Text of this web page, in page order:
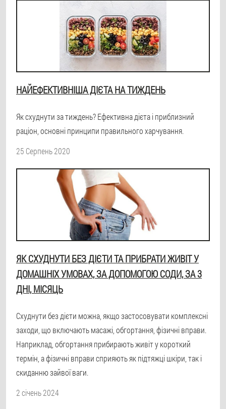
НАЙЕФЕКТИВНІША ДІЄТА НА ТИЖДЕНЬ
Як схуднути за тиждень? Ефективна дієта і приблизний
раціон, основні принципи правильного харчування.
25 Серпень 2020
ЯК СХУДНУТИ БЕЗ ДІЄТИ ТА ПРИБРАТИ ЖИВІТ У
ДОМАШНІХ УМОВАХ, ЗА ДОПОМОГОЮ СОДИ, ЗА 3
ДНІ, МІСЯЦЬ
Схуднути без дієти можна, якщо застосовувати комплексні
заходи, що включають масажі, обгортання, фізичні вправи.
Наприклад, обгортання прибирають живіт у короткий
термін, а фізичні вправи сприяють як підтяжці шкіри, так і
скиданню зайвої ваги.
2 січень 2024